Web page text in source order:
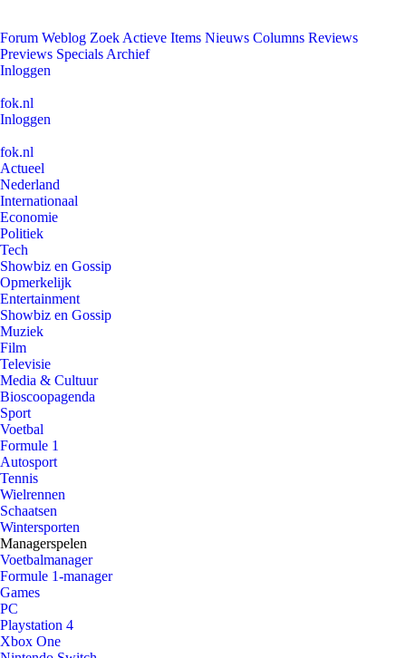
Forum Weblog Zoek Actieve Items Nieuws Columns Reviews
Previews Specials Archief
Inloggen
fok.nl
Inloggen
fok.nl
Actueel
Nederland
Internationaal
Economie
Politiek
Tech
Showbiz en Gossip
Opmerkelijk
Entertainment
Showbiz en Gossip
Muziek
Film
Televisie
Media & Cultuur
Bioscoopagenda
Sport
Voetbal
Formule 1
Autosport
Tennis
Wielrennen
Schaatsen
Wintersporten
Managerspelen
Voetbalmanager
Formule 1-manager
Games
PC
Playstation 4
Xbox One